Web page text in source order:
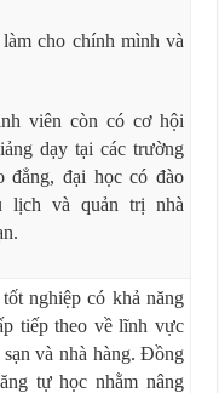
cho chính mình và
viên còn có cơ hội
dạy tại các trường
đẳng, đại học có đào
lịch và quản trị nhà
nghiệp có khả năng
tiếp theo về lĩnh vực
và nhà hàng. Đồng
tự học nhằm nâng